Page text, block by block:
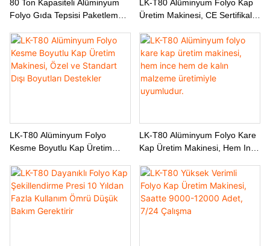
80 Ton Kapasiteli Alüminyum
Folyo Gıda Tepsisi Paketleme
Otomatik Üretim Hattı – 15
Yıllık Deneyime Sahip Orijinal
Fabrika
LK-T80 Alüminyum Folyo Kap
Üretim Makinesi, CE Sertifikalı,
LK-T80 Alüminyum Folyo
Kesme Boyutlu Kap Üretim
Boyutları Destekler
LK-T80 Alüminyum Folyo Kare
Kap Üretim Makinesi, Hem Ince
Üretimiyle Uyumludur.